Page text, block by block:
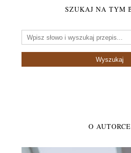
SZUKAJ NA TYM
O AUTORCE